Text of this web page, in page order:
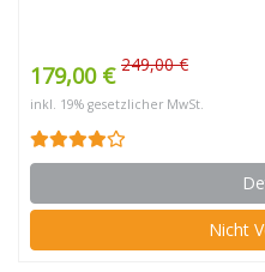
179,00 € 249,00 €
inkl. 19% gesetzlicher MwSt.
Nicht